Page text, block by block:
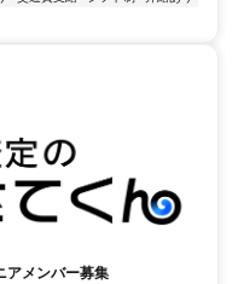
アメンバー募集